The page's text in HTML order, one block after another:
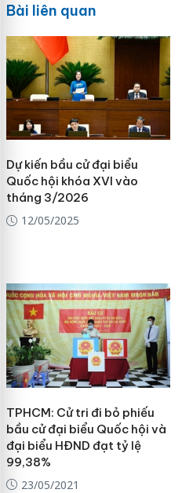
Bài liên quan
Dự kiến bầu cử đại biểu
Quốc hội khóa XVI vào
tháng 3/2026
12/05/2025
TPHCM: Cử tri đi bỏ phiếu
bầu cử đại biểu Quốc hội và
đại biểu HĐND đạt tỷ lệ
99,38%
23/05/2021